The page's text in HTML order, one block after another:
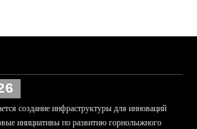
создание инфраструктуры для инноваций
инициативы по развитию горнолыжного